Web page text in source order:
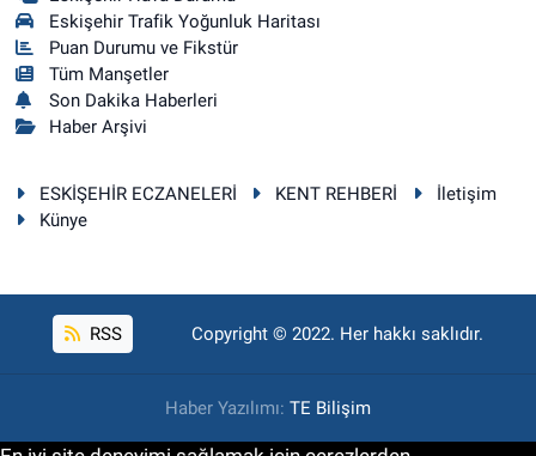
Eskişehir Trafik Yoğunluk Haritası
Puan Durumu ve Fikstür
Tüm Manşetler
Son Dakika Haberleri
Haber Arşivi
ESKİŞEHİR ECZANELERİ KENT REHBERİ
İletişim
Künye
RSS Copyright © 2022. Her hakkı saklıdır.
Haber Yazılımı: TE Bilişim